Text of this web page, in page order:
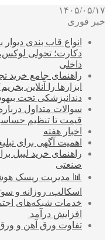
۱۴۰۵/۰۵/۱۷
خبر فوری
انواع قاب بندی
دکارت؛ تحولی
داخلی
راهنمای جامع خرید
ابزارها را آنلاین
دندانپزشکی تحت
سوالات متداول
قیمت تا تنظیم
اخبار هفته
اهمیت آگهی برای
راهنمای خرید لیبل
صنعتی
📊 مدیریت ریسک
اسکالپ، روزانه و
افزایش درآمد
تفاوت ورق آهن و